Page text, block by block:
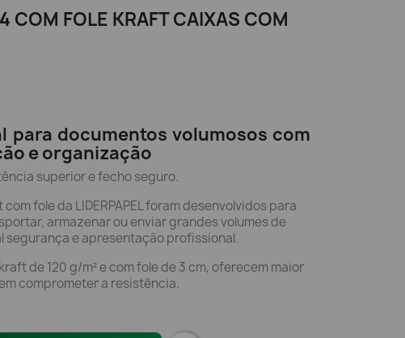
COM FOLE KRAFT CAIXAS COM
para documentos volumosos com
e organização
superior e fecho seguro.
fole da LIDERPAPEL foram desenvolvidos para
armazenar ou enviar grandes volumes de
segurança e apresentação profissional.
de 120 g/m² e com fole de 3 cm, oferecem maior
comprometer a resistência.